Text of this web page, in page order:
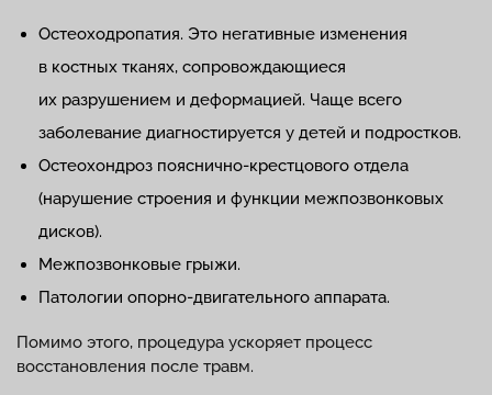
Остеоходропатия. Это негативные изменения
в костных тканях, сопровождающиеся
их разрушением и деформацией. Чаще всего
заболевание диагностируется у детей и подростков.
Остеохондроз пояснично-крестцового отдела
(нарушение строения и функции межпозвонковых
дисков).
Межпозвонковые грыжи.
Патологии опорно-двигательного аппарата.
Помимо этого, процедура ускоряет процесс
восстановления после травм.